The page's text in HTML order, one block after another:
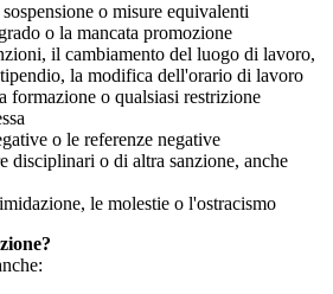
o misure equivalenti
o la mancata promozione
il cambiamento del luogo di lavoro,
la modifica dell'orario di lavoro
formazione o qualsiasi restrizione
o le referenze negative
disciplinari o di altra sanzione, anche
le molestie o l'ostracismo